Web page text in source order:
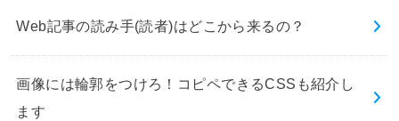
Web記事の読み手(読者)はどこから来るの？
画像には輪郭をつけろ！コピペできるCSSも紹介し
ます